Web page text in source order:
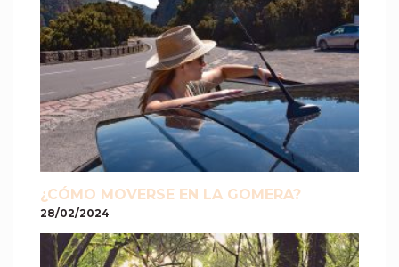
¿CÓMO MOVERSE EN LA GOMERA?
28/02/2024